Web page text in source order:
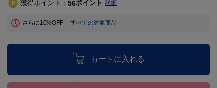
獲得ポイント： 56ポイント 詳細
さらに10%OFF すべての対象商品
カートに入れる